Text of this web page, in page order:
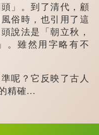
」。到了清代，顧
俗時，也引用了這
說法是「朝立秋，
。雖然用字略有不
呢？它反映了古人
精確...